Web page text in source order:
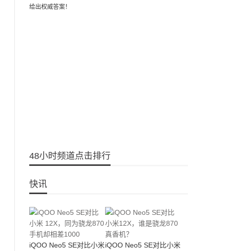
48小时频道点击排行
快讯
iQOO Neo5 SE对比小米iQOO Neo5 SE对比小米